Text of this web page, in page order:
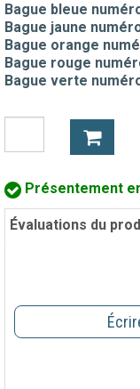
Bague bleue
Bague jaune
Bague orange
Bague rouge
Bague verte
Présentement
Évaluations du